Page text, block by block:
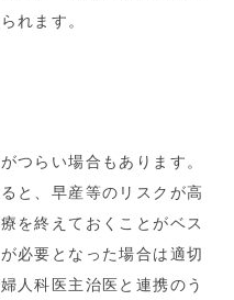
れます。
つらい場合もあります。
と、早産等のリスクが高
を終えておくことがベス
必要となった場合は適切
人科医主治医と連携のう